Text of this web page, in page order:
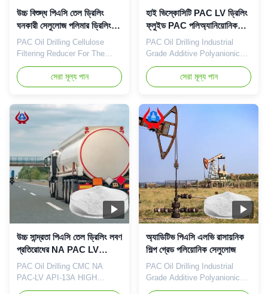
উচ্চ বিশুদ্ধ পিএসি তেল ড্রিলিং
ঘনকারী সেলুলোজ পলিমার ড্রিলিং
তরল
PAC Oil Drilling Cellulose
Filtering Reducer For The
Drilling Industry Qingdao
Linguang Biochemical Co.,
Ltd is a professional high-tech
established in 2010, Which is
the branch company of
Dongying Linguang New
material technology Co., Ltd.
We engage in the
development, ...
সেরা মূল্য পান
হাই ভিস্কোসিটি PAC LV ড্রিলিং
ফ্লুইড PAC পলিঅ্যানিয়োনিক
সেলুলোজ অ্যাডিটিভ
PAC Oil Drilling Industrial
Grade Additive Polyanionic
Cellulose Our advantages:
The "Linguang" brand CMC
independently developed by
viscosity, high degree of
substitution and high mesh
permeability has become a
well-known brand in domestic
and foreign markets. The
product uses ...
সেরা মূল্য পান
উচ্চ সান্দ্রতা পিএসি তেল ড্রিলিং লবণ
প্রতিরোধের NA PAC LV
ISO9001
PAC Oil Drilling CMC NA
PAC-LV API-13A HIGH
PURITY Qingdao Linguang
অ্যাডিটিভ পিএসি এলভি রাসায়নিক
শিল্প গ্রেড পলিয়োনিক সেলুলোজ
PAC Oil Drilling Industrial
Grade Additive Polyanionic
Cellulose Our advantages: